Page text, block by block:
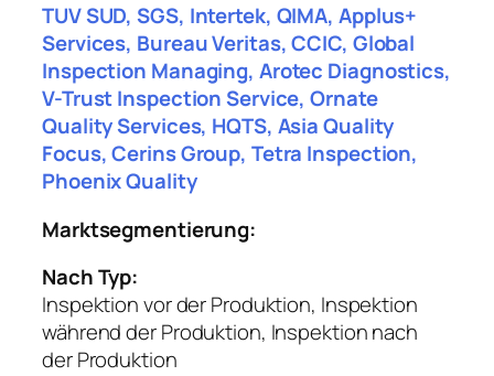
TUV SUD, SGS, Intertek, QIMA, Applus+
Services, Bureau Veritas, CCIC, Global
Inspection Managing, Arotec Diagnostics,
V-Trust Inspection Service, Ornate
Quality Services, HQTS, Asia Quality
Focus, Cerins Group, Tetra Inspection,
Phoenix Quality
Marktsegmentierung:
Nach Typ:
Inspektion vor der Produktion, Inspektion
während der Produktion, Inspektion nach
der Produktion